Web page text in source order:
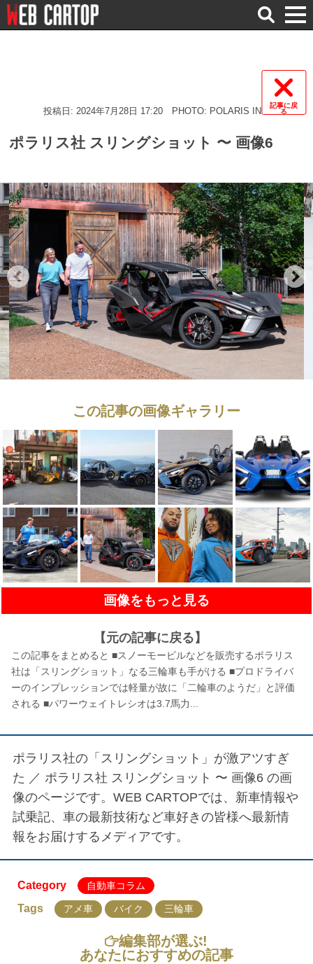
検
索
記事に戻
る
投稿日: 2024年7月28日 17:20 PHOTO: POLARIS INC.
ポラリス社 スリングショット 〜 画像6
この記事の画像ギャラリー
画像をもっと見る
【元の記事に戻る】
この記事をまとめると ■スノーモービルなどを販売するポラリス
社は「スリングショット」なる三輪車も手がける ■プロドライバ
ーのインプレッションでは軽量が故に「二輪車のようだ」と評価
される ■パワーウェイトレシオは3.7馬力...
ポラリス社の「スリングショット」が激アツすぎ
た ／ ポラリス社 スリングショット 〜 画像6 の画
像のページです。WEB CARTOPでは、新車情報や
試乗記、車の最新技術など車好きの皆様へ最新情
報をお届けするメディアです。
Category 自動車コラム
Tags アメ車 バイク 三輪車
編集部が選ぶ!
あなたにおすすめの記事